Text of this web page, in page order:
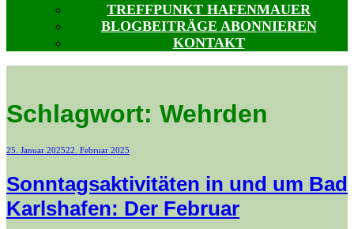
TREFFPUNKT HAFENMAUER
BLOGBEITRÄGE ABONNIEREN
KONTAKT
Schlagwort: Wehrden
Veröffentlicht
25. Januar 202522. Februar 2025
Sonntagsaktivitäten in und um Bad
Karlshafen: Der Februar